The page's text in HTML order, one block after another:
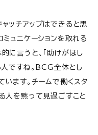
ッチアップはできると思
ミュニケーションを取れる
に言うと、「助けがほし
人ですね。BCG全体とし
います。チームで働くスタ
人を黙って見過ごすこと